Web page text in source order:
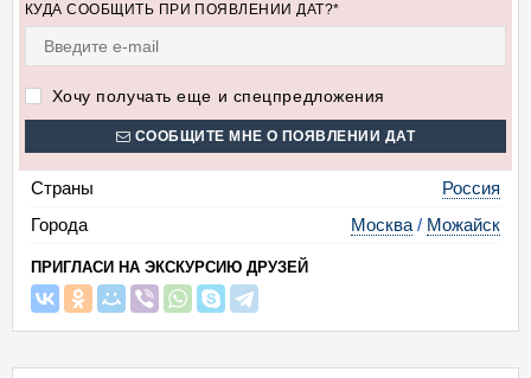
КУДА СООБЩИТЬ ПРИ ПОЯВЛЕНИИ ДАТ?*
Хочу получать еще и спецпредложения
СООБЩИТЕ МНЕ О ПОЯВЛЕНИИ ДАТ
Страны
Россия
Города
Москва / Можайск
ПРИГЛАСИ НА ЭКСКУРСИЮ ДРУЗЕЙ